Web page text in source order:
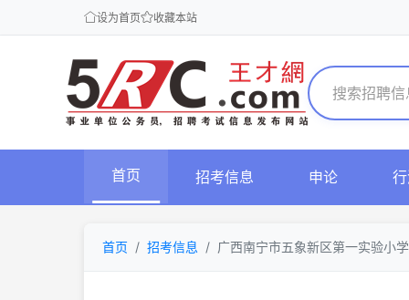
设为首页 收藏本站
首页 招考信息 申论
首页 招考信息 广西南宁市五象新区第一实验小